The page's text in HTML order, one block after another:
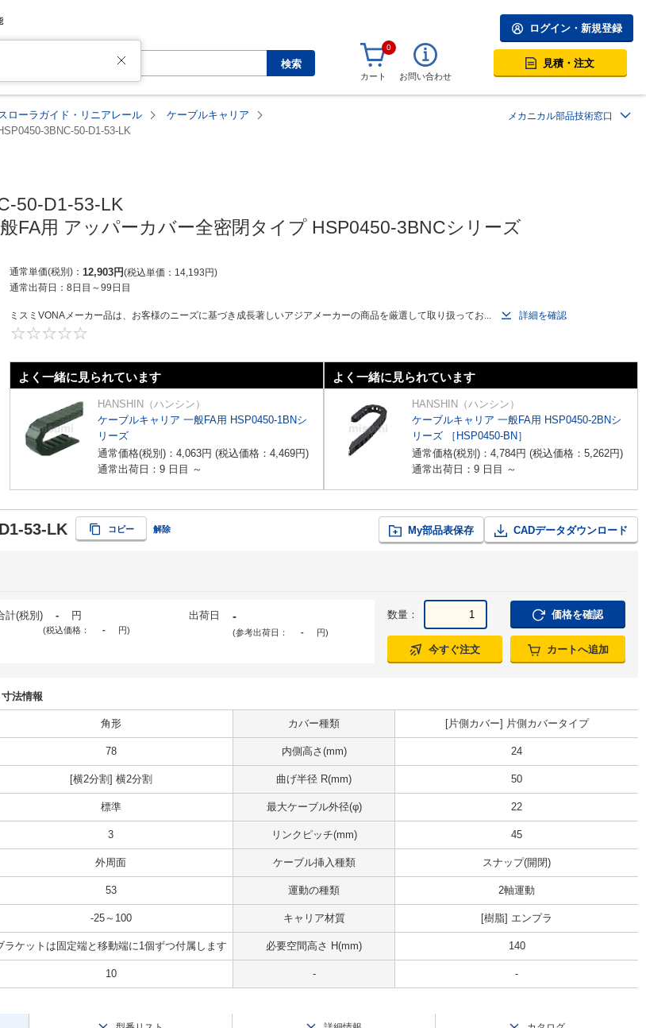
検索
ログイン・新規登録
0
カート お問い合わせ
見積・注文
ローラガイド・リニアレール
ケーブルキャリア
3BNC-50-D1-53-LK
メカニカル部品技術窓口
50-D1-53-LK
FA用 アッパーカバー全密閉タイプ HSP0450-3BNCシリーズ
通常単価(税別) 12,903円 税込単価 14,193円
通常出荷日： 8日目 ～99日目
ミスミVONAメーカー品は、お客様のニーズに基づき成長著しいアジアメーカーの商品を厳選して取り扱ってお...
詳細を確認
よく一緒に見られています
HANSHIN（ハンシン）
ケーブルキャリア 一般FA用 HSP0450-1BNシ
リーズ
通常価格(税別)： 4,063円 (税込価格： 4,469円)
通常出荷日：9 日目 ～
よく一緒に見られています
HANSHIN（ハンシン）
ケーブルキャリア 一般FA用 HSP0450-2BNシ
リーズ ［HSP0450-BN］
通常価格(税別)： 4,784円 (税込価格： 5,262円)
通常出荷日：9 日目 ～
53-LK コピー 解除 My部品表保存 CADデータダウンロード
計(税別) - 円
(税込価格： - 円)
出荷日 -
(参考出荷日： - 円)
数量： 価格を確認
今すぐ注文 カートへ追加
法情報
角形 カバー種類 [片側カバー] 片側カバータイプ
78 内側高さ(mm) 24
[横2分割] 横2分割 曲げ半径 R(mm) 50
標準 最大ケーブル外径(φ) 22
3 リンクピッチ(mm) 45
外周面 ケーブル挿入種類 スナップ(開閉)
53 運動の種類 2軸運動
-25～100 キャリア材質 [樹脂] エンプラ
ラケットは固定端と移動端に1個ずつ付属します 必要空間高さ H(mm) 140
10 - -